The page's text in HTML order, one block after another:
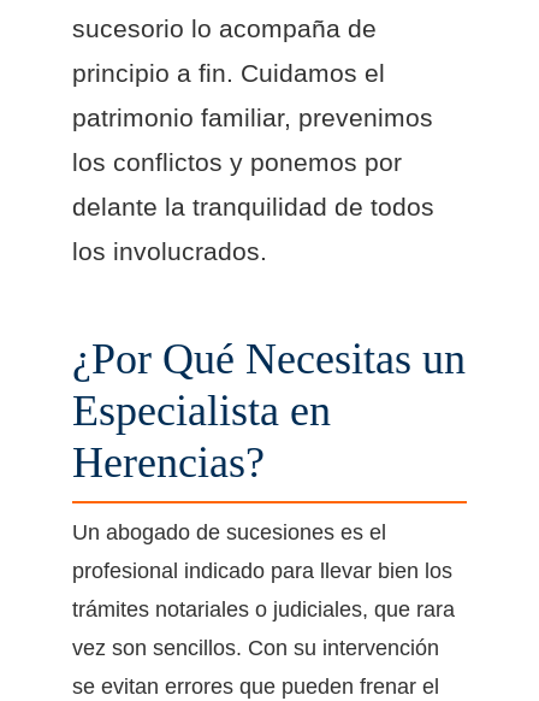
sucesorio lo acompaña de
principio a fin. Cuidamos el
patrimonio familiar, prevenimos
los conflictos y ponemos por
delante la tranquilidad de todos
los involucrados.
¿Por Qué Necesitas un
Especialista en
Herencias?
Un abogado de sucesiones es el
profesional indicado para llevar bien los
trámites notariales o judiciales, que rara
vez son sencillos. Con su intervención
se evitan errores que pueden frenar el